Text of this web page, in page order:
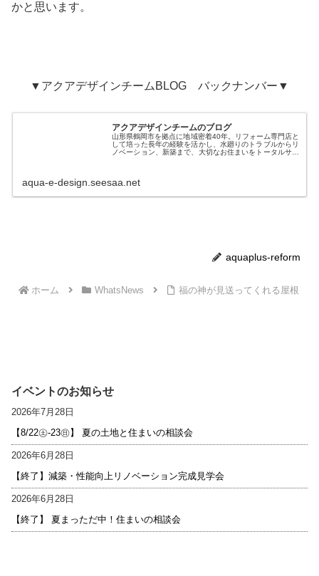
かと思います。
▼アクアデザインチームBLOG バックナンバー▼
アクアデザインチームのブログ
山形県鶴岡市を拠点に地域密着40年。リフォーム専門店と
して培った長年の経験を活かし、水廻りのトラブルからリ
ノベーション、新築まで、大切なお住まいをトータルサポ
aqua-e-design.seesaa.net
aquaplus-reform
ホーム WhatsNews 福の神が見送ってくれる屋根
イベントのお知らせ
2026年7月28日
【8/22㊏-23㊐】 夏の土地と住まいの相談会
2026年6月28日
【終了】減築・性能向上リノベーション完成見学会
2026年6月28日
【終了】 夏まっただ中！住まいの相談会